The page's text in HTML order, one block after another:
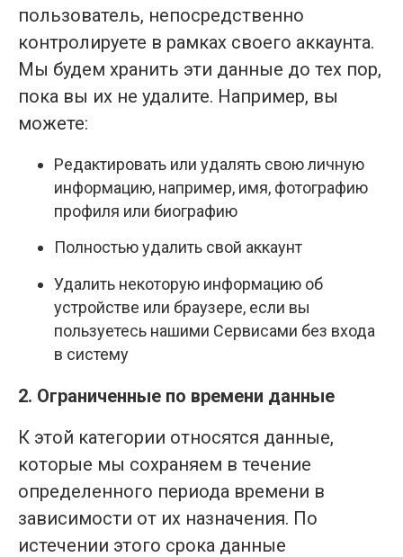
пользователь, непосредственно
контролируете в рамках своего аккаунта.
Мы будем хранить эти данные до тех пор,
пока вы их не удалите. Например, вы
можете:
Редактировать или удалять свою личную
информацию, например, имя, фотографию
профиля или биографию
Полностью удалить свой аккаунт
Удалить некоторую информацию об
устройстве или браузере, если вы
пользуетесь нашими Сервисами без входа
в систему
2. Ограниченные по времени данные
К этой категории относятся данные,
которые мы сохраняем в течение
определенного периода времени в
зависимости от их назначения. По
истечении этого срока данные